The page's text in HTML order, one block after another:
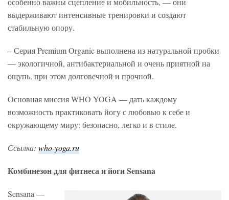
выдерживают интенсивные тренировки и создают
стабильную опору.
– Серия Premium Organic выполнена из натуральной пробки
— экологичной, антибактериальной и очень приятной на
ощупь, при этом долговечной и прочной.
Основная миссия WHO YOGA — дать каждому
возможность практиковать йогу с любовью к себе и
окружающему миру: безопасно, легко и в стиле.
Ссылка: who-yoga.ru
Комбинезон для фитнеса и йоги Sensana
Sensana —